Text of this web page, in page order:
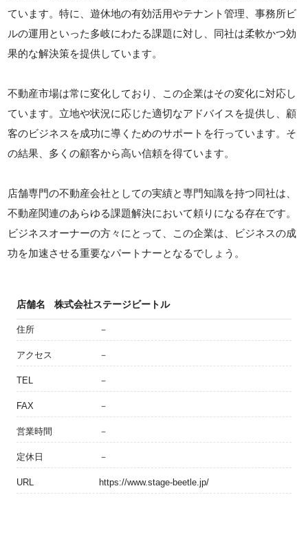
ています。特に、遊休地の有効活用やテナント管理、事務所ビ
ルの運用といった多岐にわたる課題に対し、同社は柔軟かつ効
果的な解決策を提供しています。
不動産市場は常に変化しており、この企業はその変化に対応し
ています。立地や状況に応じた適切なアドバイスを提供し、顧
客のビジネスを成功に導くためのサポートを行っています。そ
の結果、多くの顧客から高い信頼を得ています。
店舗専門の不動産会社としての実績と専門知識を持つ同社は、
不動産関連のあらゆる課題解決において頼りになる存在です。
ビジネスオーナーの方々にとって、この企業は、ビジネスの成
功を加速させる重要なパートナーとなるでしょう。
店舗名 株式会社ステージビートル
住所 －
アクセス －
TEL －
FAX －
営業時間 －
定休日 －
URL https://www.stage-beetle.jp/